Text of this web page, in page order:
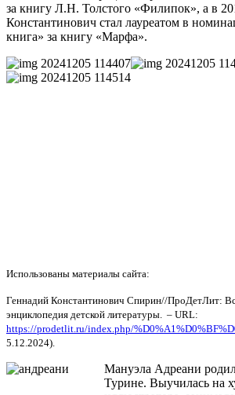
за книгу Л.Н. Толстого «Филипок», а в
Константинович стал лауреатом в
книга» за книгу «Марфа».
Использованы материалы сайта:
Геннадий Константинович Спирин//ПроДетЛит:
энциклопедия детской литературы. – URL:
https://prodetlit.ru/index.php/
5.12.2024).
Мануэла Адреани
Турине. Выучилась на